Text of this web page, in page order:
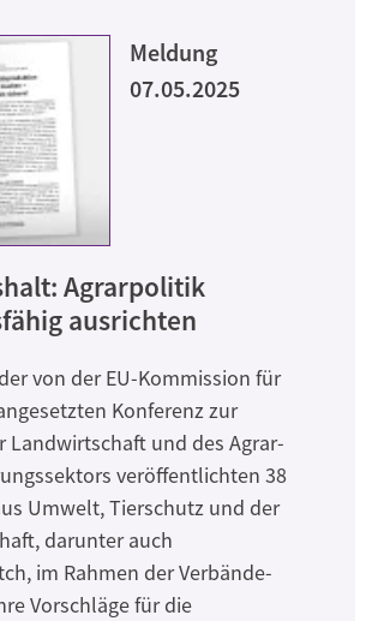
Meldung
07.05.2025
Agrarpolitik
ausrichten
von der EU-Kommission für
Konferenz zur
Landwirtschaft und des Agrar-
veröffentlichten 38
Umwelt, Tierschutz und der
darunter auch
im Rahmen der Verbände-
Vorschläge für die